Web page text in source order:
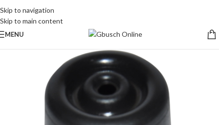
Skip to navigation
Skip to main content
MENU